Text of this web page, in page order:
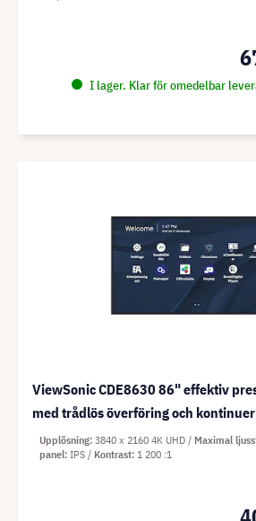
I lager. Klar för omedelbar
ViewSonic CDE8630 86" effektiv
med trådlös överföring och
Upplösning 3840 x 2160 4K UHD Maximal
panel IPS Kontrast 1 200 :1